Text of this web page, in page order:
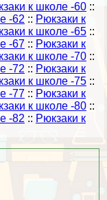
к школе -60 ::
-62 :: Рюкзаки к
к школе -65 ::
-67 :: Рюкзаки к
к школе -70 ::
-72 :: Рюкзаки к
к школе -75 ::
-77 :: Рюкзаки к
к школе -80 ::
-82 :: Рюкзаки к